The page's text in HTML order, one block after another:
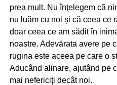
prea mult. Nu înţelegem că
nu luăm cu noi şi că ceea ce
doar ceea ce am sădit în
noastre. Adevărata avere pe
rugina este aceea pe care o
Aducând alinare, ajutând pe
mai nefericiţi decât noi.